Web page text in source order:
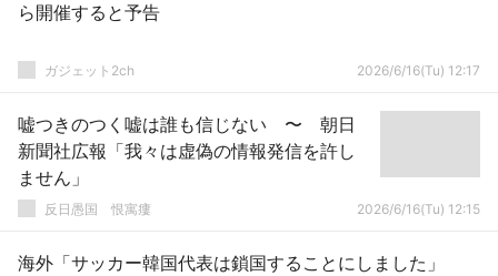
ら開催すると予告
ガジェット2ch 2026/6/16(Tu) 12:17
嘘つきのつく嘘は誰も信じない 〜 朝日
新聞社広報「我々は虚偽の情報発信を許し
ません」
反日愚国 恨寓瘻 2026/6/16(Tu) 12:15
海外「サッカー韓国代表は鎖国することにしました」